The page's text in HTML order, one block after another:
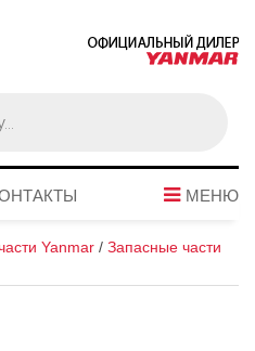
МЕНЮ
Yanmar / Запасные части